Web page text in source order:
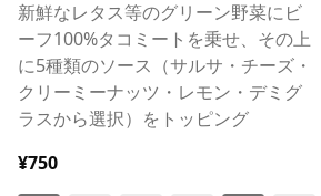
新鮮なレタス等のグリーン野菜にビ
ーフ100%タコミートを乗せ、その上
に5種類のソース（サルサ・チーズ・
クリーミーナッツ・レモン・デミグ
ラスから選択）をトッピング
¥750